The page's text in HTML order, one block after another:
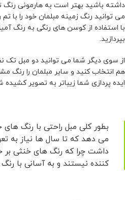
داشته باشید بهتر است به هارمونی
می توانید رنگ زمینه مبلمان خود را
با استفاده از کوسن های رنگی به رنگ
بپردازید.
از سوی دیگر شما می توانید دو مبل تک
هم انتخاب کنید و سایر مبلمان را رنگ
ایده پردازی شما زیباتر به تصویر کشیده
بطور کلی مبل راحتی با رنگ های
می دهد که تا سال ها نیاز به
داشت چرا که رنگ های خنثی
کننده نیستند و به آسانی با